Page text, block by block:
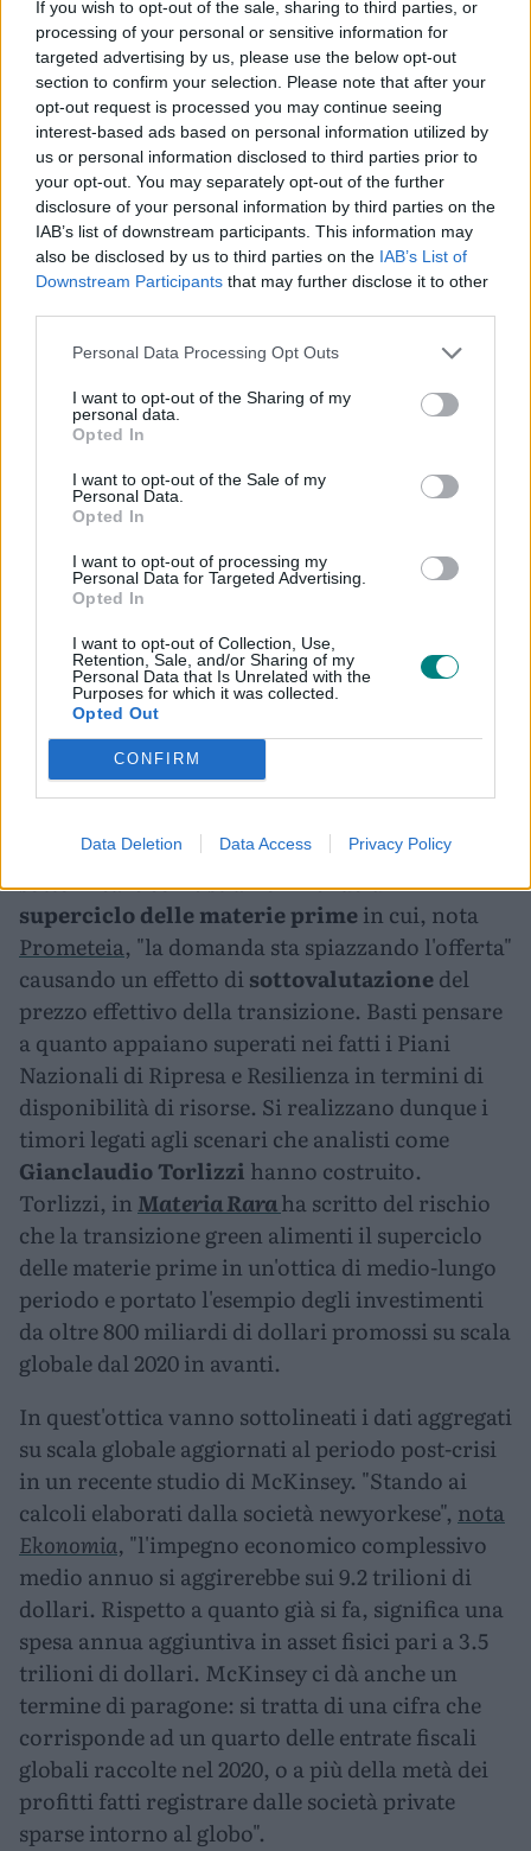
If you wish to opt-out of the sale, sharing to third parties, or
processing of your personal or sensitive information for
targeted advertising by us, please use the below opt-out
section to confirm your selection. Please note that after your
opt-out request is processed you may continue seeing
interest-based ads based on personal information utilized by
us or personal information disclosed to third parties prior to
your opt-out. You may separately opt-out of the further
disclosure of your personal information by third parties on the
IAB’s list of downstream participants. This information may
also be disclosed by us to third parties on the IAB’s List of
Downstream Participants that may further disclose it to other
Personal Data Processing Opt Outs
I want to opt-out of the Sharing of my
personal data.
Opted In
I want to opt-out of the Sale of my
Personal Data.
Opted In
I want to opt-out of processing my
Personal Data for Targeted Advertising.
Opted In
I want to opt-out of Collection, Use,
Retention, Sale, and/or Sharing of my
Personal Data that Is Unrelated with the
Purposes for which it was collected.
Opted Out
CONFIRM
Data Deletion Data Access Privacy Policy
conti con un'esplosione dei principali materiali
strategici che, inevitabilmente, si scontrano con
il collo di bottiglia della dipendenza dalla
Russia.Nickel, litio, cobalto, platino,
palladio, neonsono solo alcuni dei materiali, i
più importanti,tra quelli che la Russia influenza
a livello di mercato e che nessuna sanzione
europea può colpire pena la rottura di fragili
catene del valore.
C'è poi il tema fondamentale dei costi. In un
recente report la società di consulenza
di terre rare e altri asset strategici per
sottolineare come stiamo vivendo un
superciclo delle materie primein cui, nota
Prometeia, "la domanda sta spiazzando l'offerta"
causando un effetto disottovalutazionedel
prezzo effettivo della transizione. Basti pensare
a quanto appaiano superati nei fatti i Piani
Nazionali di Ripresa e Resilienza in termini di
disponibilità di risorse. Si realizzano dunque i
timori legati agli scenari che analisti come
Gianclaudio Torlizzi hanno costruito.
Torlizzi, in Materia Raraha scritto del rischio
che la transizione green alimenti il superciclo
delle materie prime in un'ottica di medio-lungo
periodo e portato l'esempio degli investimenti
da oltre 800 miliardi di dollari promossi su scala
globale dal 2020 in avanti.
In quest'ottica vanno sottolineati i dati aggregati
su scala globale aggiornati al periodo post-crisi
in un recente studio di McKinsey. "Stando ai
calcoli elaborati dalla società newyorkese", nota
Ekonomia, "l'impegno economico complessivo
medio annuo si aggirerebbe sui 9.2 trilioni di
dollari. Rispetto a quanto già si fa, significa una
spesa annua aggiuntiva in asset fisici pari a 3.5
trilioni di dollari. McKinsey ci dà anche un
termine di paragone: si tratta di una cifra che
corrisponde ad un quarto delle entrate fiscali
globali raccolte nel 2020, o a più della metà dei
profitti fatti registrare dalle società private
sparse intorno al globo".